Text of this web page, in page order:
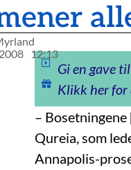
12:13
Gi en gave
Klikk her for
–
Qureia, som
Annapolis-